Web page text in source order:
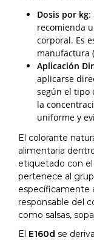
Dosis por kg:
recomienda
corporal. Es
manufactura
Aplicación
aplicarse
según el tipo
la
uniforme y
El colorante
alimentaria
etiquetado con
pertenece al
específicamente
responsable del
como salsas,
El E160d se